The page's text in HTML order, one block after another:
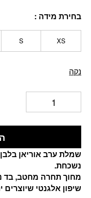
בחירת מידה
XS
S
נקה
שמלת ערב אוריאן
נשכחת.
מחוך תחרה מחטב, בד
שיפון אלגנטי